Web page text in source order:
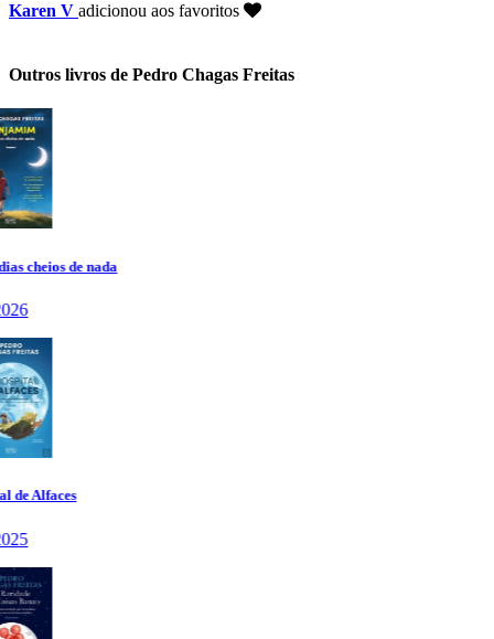
Karen V adicionou aos favoritos
Outros livros de Pedro Chagas Freitas